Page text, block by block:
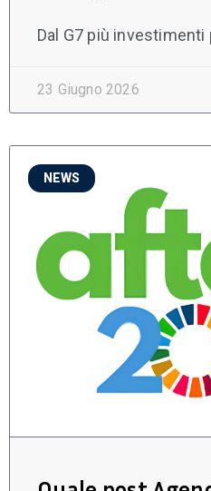
Dal G7 più investimenti
23 Giugno 2026
NEWS